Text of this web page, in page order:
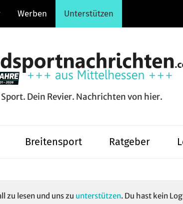
Werben Unterstützen
Dein Revier. Nachrichten von hier.
Breitensport Ratgeber
zu lesen und uns zu unterstützen. Du hast kein